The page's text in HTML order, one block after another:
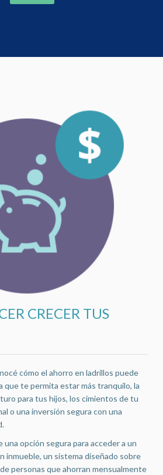
CRECER TUS
cómo el ahorro en ladrillos puede
que te permita estar más tranquilo, la
para tus hijos, los cimientos de tu
o una inversión segura con una
una opción segura para acceder a un
inmueble, un sistema diseñado sobre
personas que ahorran mensualmente